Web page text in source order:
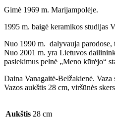
Gimė 1969 m. Marijampolėje.
1995 m. baigė keramikos studijas
Nuo 1990 m. dalyvauja parodose,
Nuo 2001 m. yra Lietuvos
pasiekimus pelnė „Meno kūrėjo“
Daina Vanagaitė-Belžakienė.
Vazos aukštis 28 cm, viršūnės
Aukštis 28 cm